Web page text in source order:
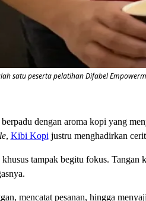
satu peserta pelatihan Difabel
dengan aroma kopi yang
, Kibi Kopi justru menghadirkan
tampak begitu fokus.
mencatat pesanan, hingga